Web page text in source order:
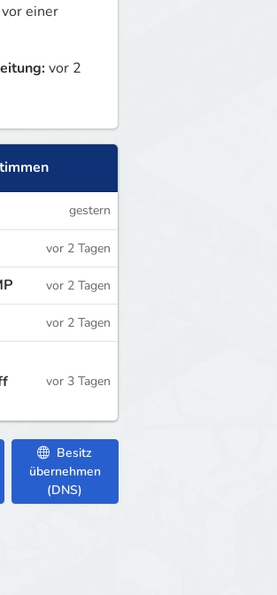
vor einer
vor 2
gestern
vor 2 Tagen
vor 2 Tagen
vor 2 Tagen
vor 3 Tagen
Besitz
übernehmen
(DNS)